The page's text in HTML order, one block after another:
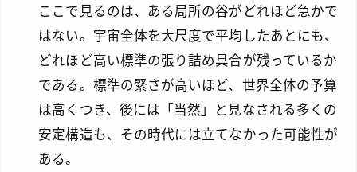
ここで見るのは、ある局所の谷がどれほど急かで
はない。宇宙全体を大尺度で平均したあとにも、
どれほど高い標準の張り詰め具合が残っているか
である。標準の緊さが高いほど、世界全体の予算
は高くつき、後には「当然」と見なされる多くの
安定構造も、その時代には立てなかった可能性が
ある。